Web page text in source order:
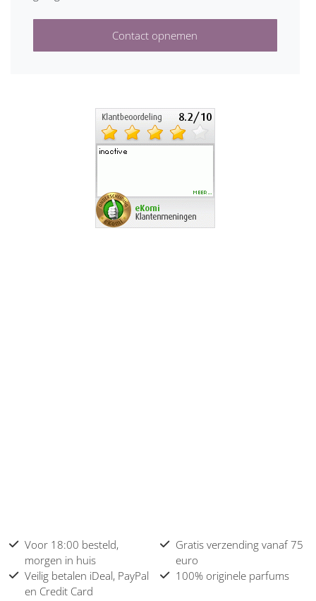
Contact opnemen
Voor 18:00 besteld,
morgen in huis
Gratis verzending vanaf 75
euro
Veilig betalen iDeal, PayPal
en Credit Card
100% originele parfums